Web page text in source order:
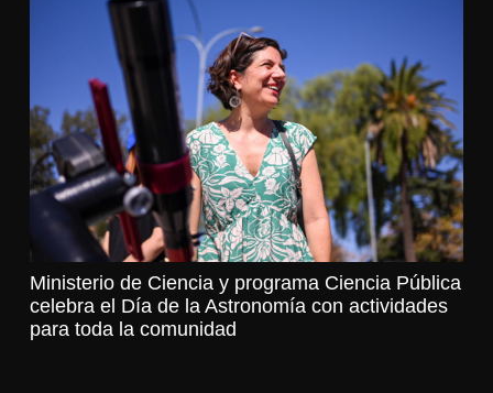
Ministerio de Ciencia y programa Ciencia Pública
celebra el Día de la Astronomía con actividades
para toda la comunidad